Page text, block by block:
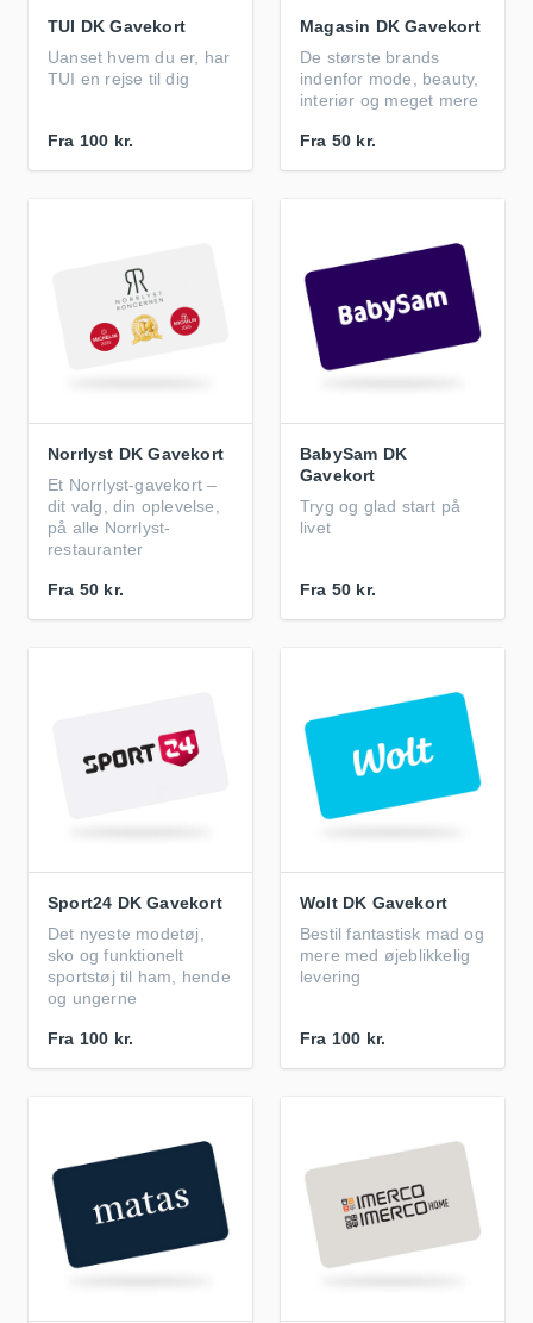
TUI DK Gavekort
Uanset hvem du er, har
TUI en rejse til dig
Fra 100 kr.
Magasin DK Gavekort
De største brands
indenfor mode, beauty,
interiør og meget mere
Fra 50 kr.
Norrlyst DK Gavekort
Et Norrlyst-gavekort –
dit valg, din oplevelse,
på alle Norrlyst-
restauranter
Fra 50 kr.
BabySam DK
Gavekort
Tryg og glad start på
livet
Fra 50 kr.
Sport24 DK Gavekort
Det nyeste modetøj,
sko og funktionelt
sportstøj til ham, hende
og ungerne
Fra 100 kr.
Wolt DK Gavekort
Bestil fantastisk mad og
mere med øjeblikkelig
levering
Fra 100 kr.